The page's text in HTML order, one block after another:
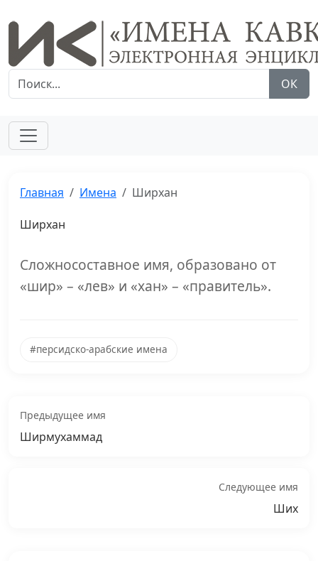
ОК
Главная Имена Ширхан
Ширхан
Сложносоставное имя, образовано от
«шир» – «лев» и «хан» – «правитель».
#персидско-арабские имена
Предыдущее имя
Ширмухаммад
Следующее имя
Ших